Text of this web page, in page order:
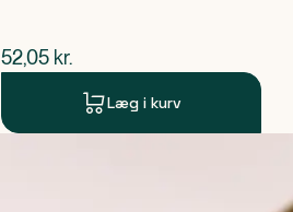
$nuværende pris
52,05 kr.
Læg i kurv